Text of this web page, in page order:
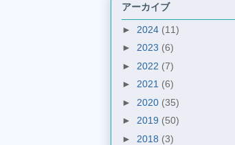
アーカイブ
► 2024 (11)
► 2023 (6)
► 2022 (7)
► 2021 (6)
► 2020 (35)
► 2019 (50)
► 2018 (3)